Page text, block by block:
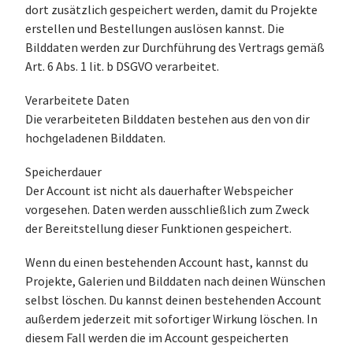
dort zusätzlich gespeichert werden, damit du Projekte
erstellen und Bestellungen auslösen kannst. Die
Bilddaten werden zur Durchführung des Vertrags gemäß
Art. 6 Abs. 1 lit. b DSGVO verarbeitet.
Verarbeitete Daten
Die verarbeiteten Bilddaten bestehen aus den von dir
hochgeladenen Bilddaten.
Speicherdauer
Der Account ist nicht als dauerhafter Webspeicher
vorgesehen. Daten werden ausschließlich zum Zweck
der Bereitstellung dieser Funktionen gespeichert.
Wenn du einen bestehenden Account hast, kannst du
Projekte, Galerien und Bilddaten nach deinen Wünschen
selbst löschen. Du kannst deinen bestehenden Account
außerdem jederzeit mit sofortiger Wirkung löschen. In
diesem Fall werden die im Account gespeicherten